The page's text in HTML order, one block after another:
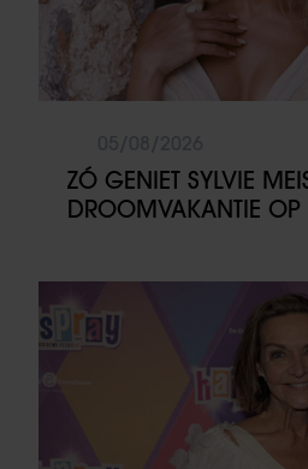
ZÓ GENIET SYLVIE
DROOMVAKANTIE